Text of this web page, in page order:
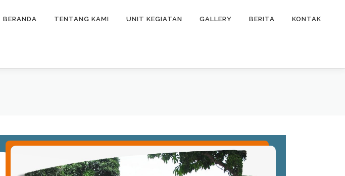
BERANDA TENTANG KAMI UNIT KEGIATAN GALLERY BERITA KONTAK